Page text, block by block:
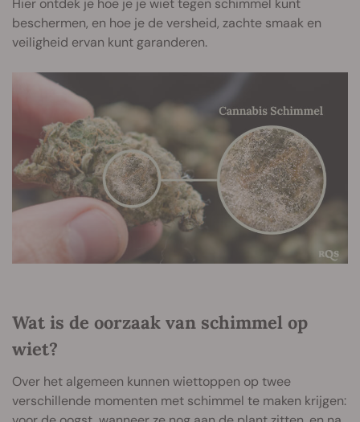
beschermen, en hoe je de versheid, zachte smaak en
veiligheid ervan kunt garanderen.
Wat is de oorzaak van schimmel op
wiet?
Over het algemeen kunnen wiettoppen op twee
verschillende momenten met schimmel te maken krijgen: